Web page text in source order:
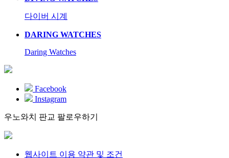
다이버 시계
DARING WATCHES
Daring Watches
Facebook
Instagram
우노와치 판교 팔로우하기
웹사이트 이용 약관 및 조건